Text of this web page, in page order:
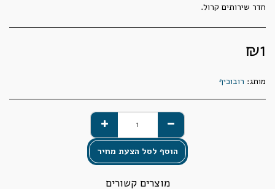
חדר שירותים קרול.
₪1
מותג: רובוכיף
הוסף לסל הצעת מחיר
מוצרים קשורים